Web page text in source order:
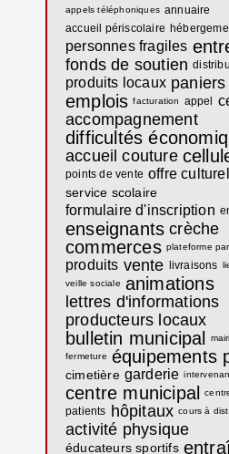
appels téléphoniques annuaire
accueil périscolaire
personnes fragiles
fonds de soutien
produits locaux paniers
emplois facturation appel
accompagnement
difficultés
accueil couture
points de vente offre
service scolaire
formulaire d'inscription
enseignants crèche
commerces plateforme
produits vente livraisons
veille sociale animations
lettres d'informations
producteurs locaux
bulletin municipal
fermeture équipements
cimetière garderie
centre municipal
patients hôpitaux cours à
activité physique
éducateurs sportifs